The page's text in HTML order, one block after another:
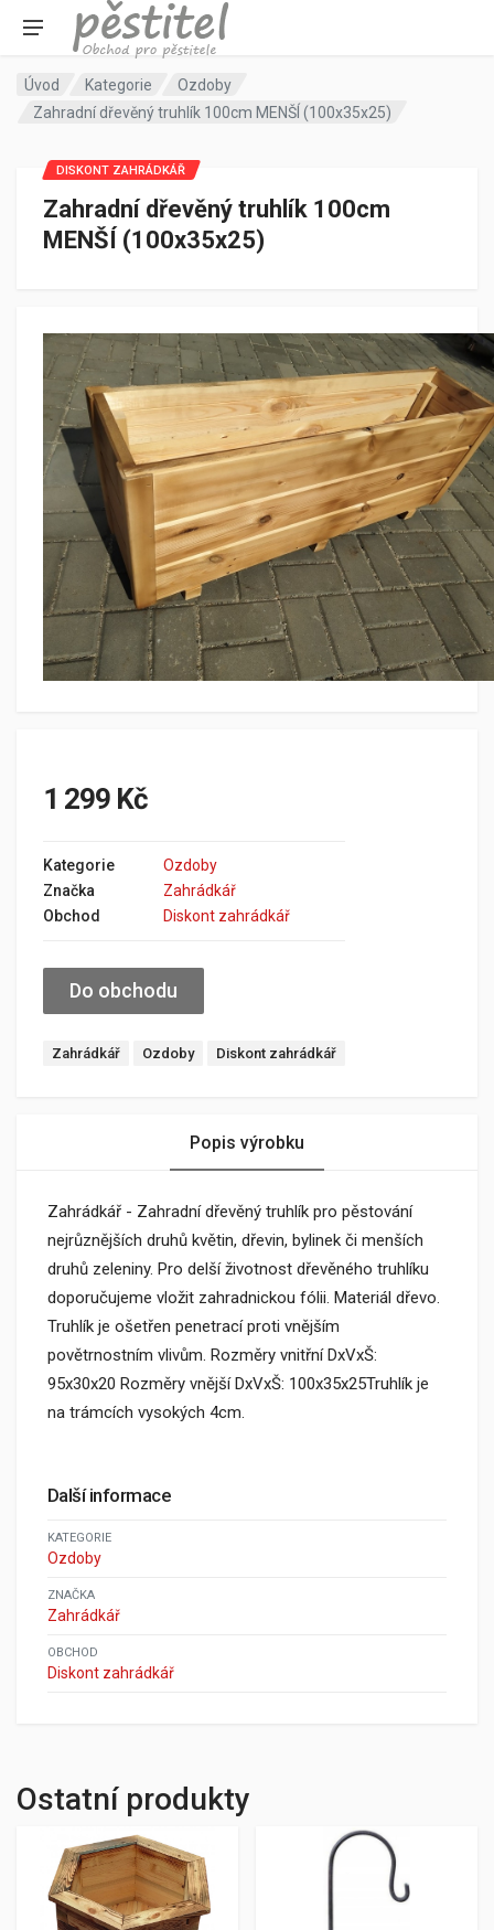
Úvod Kategorie
Ozdoby
Zahradní dřevěný truhlík 100cm MENŠÍ (100x35x25)
Zahradní dřevěný truhlík 100cm
MENŠÍ (100x35x25)
DISKONT ZAHRÁDKÁŘ
1 299 Kč
Kategorie
Ozdoby
Značka
Zahrádkář
Obchod
Diskont zahrádkář
Do obchodu
Zahrádkář Ozdoby Diskont zahrádkář
Popis výrobku
Zahrádkář - Zahradní dřevěný truhlík pro pěstování
nejrůznějších druhů květin, dřevin, bylinek či menších
druhů zeleniny. Pro delší životnost dřevěného truhlíku
doporučujeme vložit zahradnickou fólii. Materiál dřevo.
Truhlík je ošetřen penetrací proti vnějším
povětrnostním vlivům. Rozměry vnitřní DxVxŠ:
95x30x20 Rozměry vnější DxVxŠ: 100x35x25Truhlík je
na trámcích vysokých 4cm.
Další informace
KATEGORIE
Ozdoby
ZNAČKA
Zahrádkář
OBCHOD
Diskont zahrádkář
Ostatní produkty